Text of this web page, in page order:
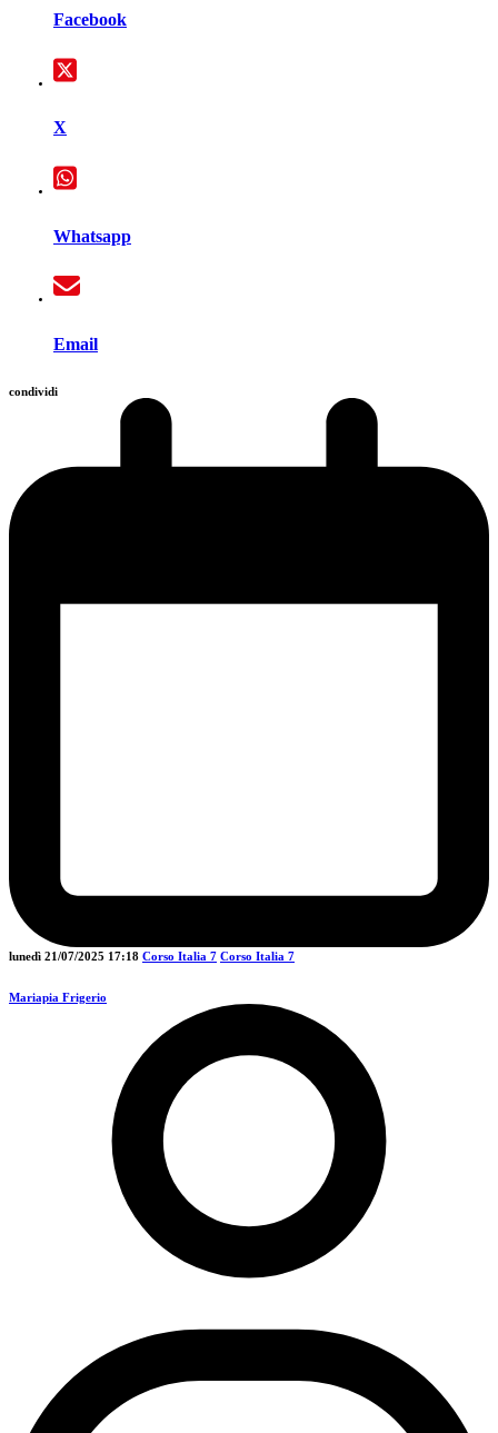
Facebook
X
Whatsapp
Email
condividi
lunedì 21/07/2025 17:18 Corso Italia 7 Corso Italia 7
Mariapia Frigerio